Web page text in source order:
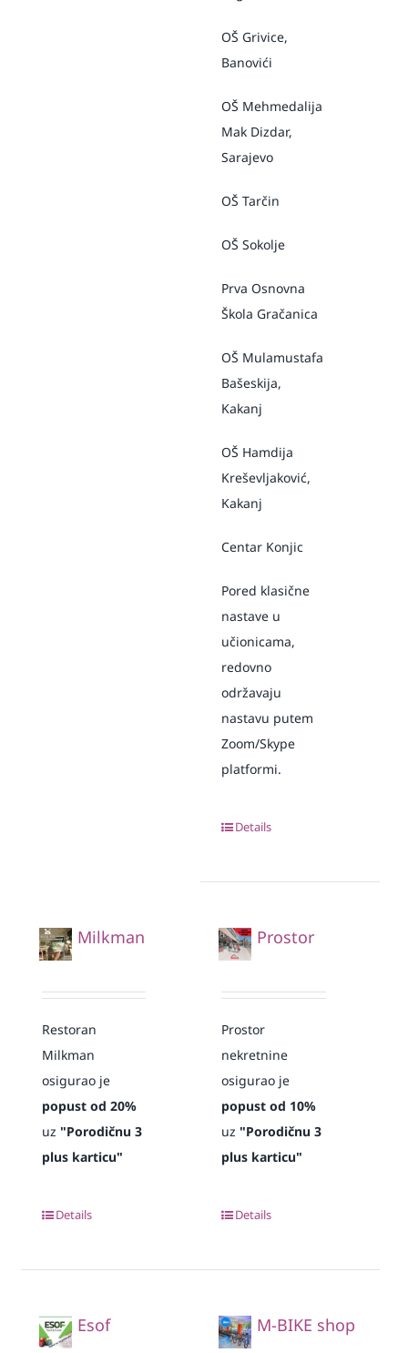
OŠ Grivice,
Banovići
OŠ Mehmedalija
Mak Dizdar,
Sarajevo
OŠ Tarčin
OŠ Sokolje
Prva Osnovna
Škola Gračanica
OŠ Mulamustafa
Bašeskija,
Kakanj
OŠ Hamdija
Kreševljaković,
Kakanj
Centar Konjic
Pored klasične
nastave u
učionicama,
redovno
održavaju
nastavu putem
Zoom/Skype
platformi.
Details
Milkman
Restoran
Milkman
osigurao je
popust od 20%
uz "Porodičnu 3
plus karticu"
Details
Prostor
Prostor
nekretnine
osigurao je
popust od 10%
uz"Porodičnu 3
plus karticu"
Details
Esof M-BIKE shop